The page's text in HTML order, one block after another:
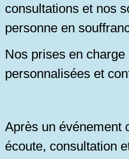
consultations et nos
personne en
Nos prises en charge
personnalisées et
Après un événement
écoute, consultation